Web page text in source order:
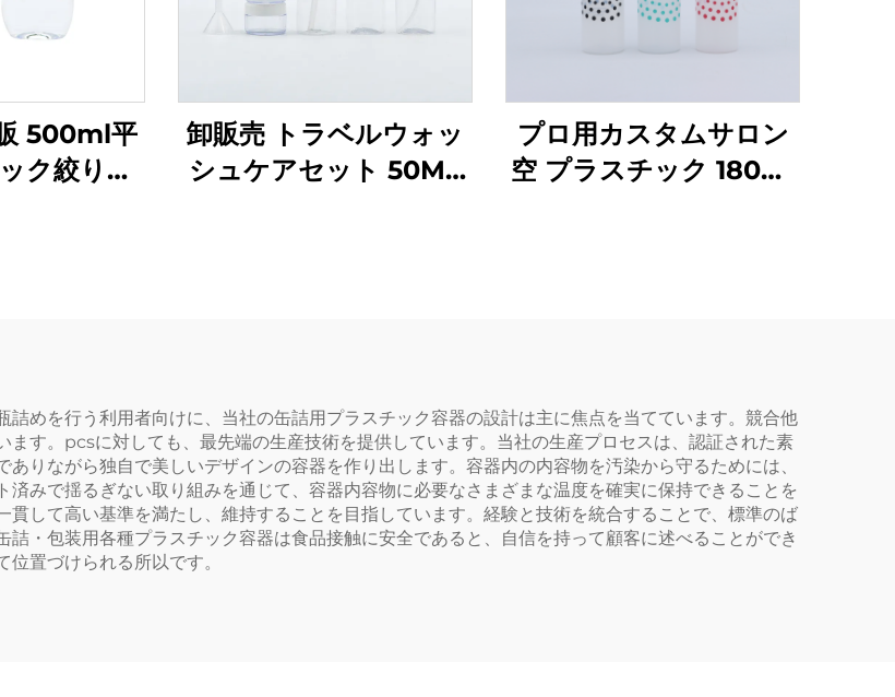
500ml平
ク絞り出
卸販売 トラベルウォッ
シュケアセット 50ML
プロ用カスタムサロン
空 プラスチック 180ml
めを行う利用者向けに、当社の缶詰用プラスチック容器の設計は主に焦点を当てています。競合他
す。pcsに対しても、最先端の生産技術を提供しています。当社の生産プロセスは、認証された素
りながら独自で美しいデザインの容器を作り出します。容器内の内容物を汚染から守るためには、
みで揺るぎない取り組みを通じて、容器内容物に必要なさまざまな温度を確実に保持できることを
して高い基準を満たし、維持することを目指しています。経験と技術を統合することで、標準のば
・包装用各種プラスチック容器は食品接触に安全であると、自信を持って顧客に述べることができ
置づけられる所以です。